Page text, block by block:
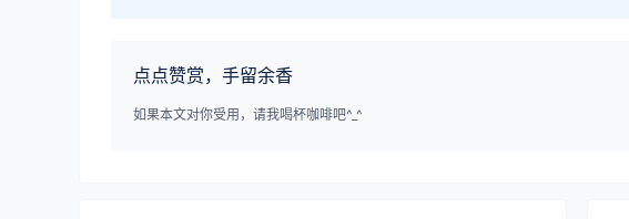
点点赞赏，手留余香
如果本文对你受用，请我喝杯咖啡吧^_^